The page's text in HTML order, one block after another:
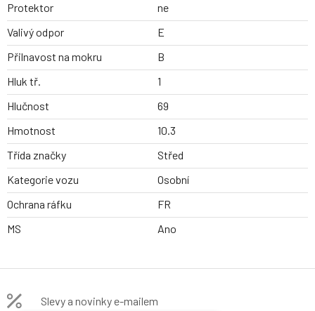
Protektor
ne
Valivý odpor
E
Přilnavost na mokru
B
Hluk tř.
1
Hlučnost
69
Hmotnost
10.3
Třída značky
Střed
Kategorie vozu
Osobní
Ochrana ráfku
FR
MS
Ano
Slevy a novinky e-mailem